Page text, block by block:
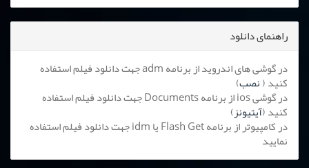
راهنمای دانلود
در گوشی های اندروید از برنامه adm جهت دانلود فیلم استفاده
کنید (نصب)
در گوشی ios از برنامه Documents جهت دانلود فیلم استفاده
کنید (آیتیونز)
در کامپیوتر از برنامه Flash Get یا idm جهت دانلود فیلم استفاده
نمایید